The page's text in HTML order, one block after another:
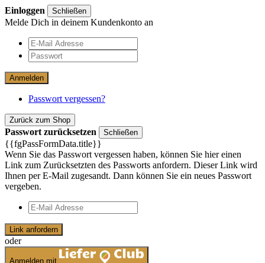
Einloggen Schließen
Melde Dich in deinem Kundenkonto an
Anmelden
Passwort vergessen?
Zurück zum Shop
Passwort zurücksetzen Schließen
{{fgPassFormData.title}}
Wenn Sie das Passwort vergessen haben, können Sie hier einen
Link zum Zurücksetzten des Passworts anfordern. Dieser Link wird
Ihnen per E-Mail zugesandt. Dann können Sie ein neues Passwort
vergeben.
Link anfordern
oder
Anmelden mit